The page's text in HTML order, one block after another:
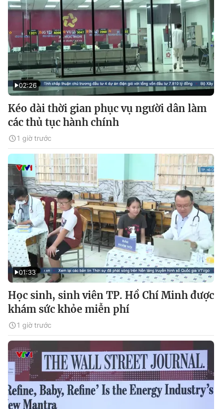
02:26
Kéo dài thời gian phục vụ người dân làm
các thủ tục hành chính
1 giờ trước
01:33
Học sinh, sinh viên TP. Hồ Chí Minh được
khám sức khỏe miễn phí
1 giờ trước